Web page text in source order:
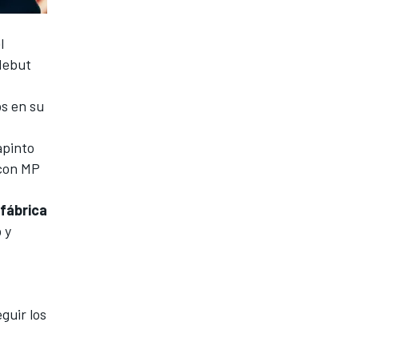
en su
MP
y
los